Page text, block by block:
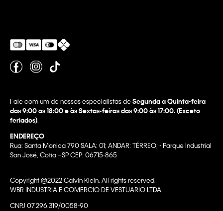
Fale com um de nossos especialistas deSegunda a Quinta-feira
das 9:00 as 18:00 e às Sextas-feiras das 9:00 às 17:00. (Exceto
feriados)
ENDEREÇO
Rua: Santa Monica 790 SALA: 01; ANDAR: TÉRREO; - Parque Industrial
San José, Cotia –SP CEP: 06715-865
Copyright @2022 Calvin Klein. All rights reserved.
WBR INDUSTRIA E COMERCIO DE VESTUARIO LTDA.
CNPJ 07.296.319/0058-90